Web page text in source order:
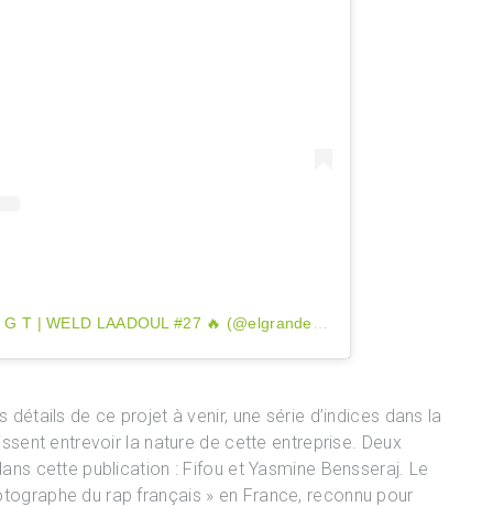
de ce projet à venir, une série d’indices dans la
entrevoir la nature de cette entreprise. Deux
cette publication : Fifou et Yasmine Bensseraj. Le
du rap français » en France, reconnu pour